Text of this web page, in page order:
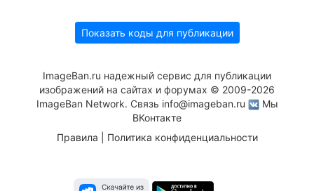
Показать коды для публикации
ImageBan.ru надежный сервис для публикации
изображений на сайтах и форумах © 2009-2026
ImageBan Network. Связь info@imageban.ru
Мы
ВКонтакте
Правила
Политика конфиденциальности